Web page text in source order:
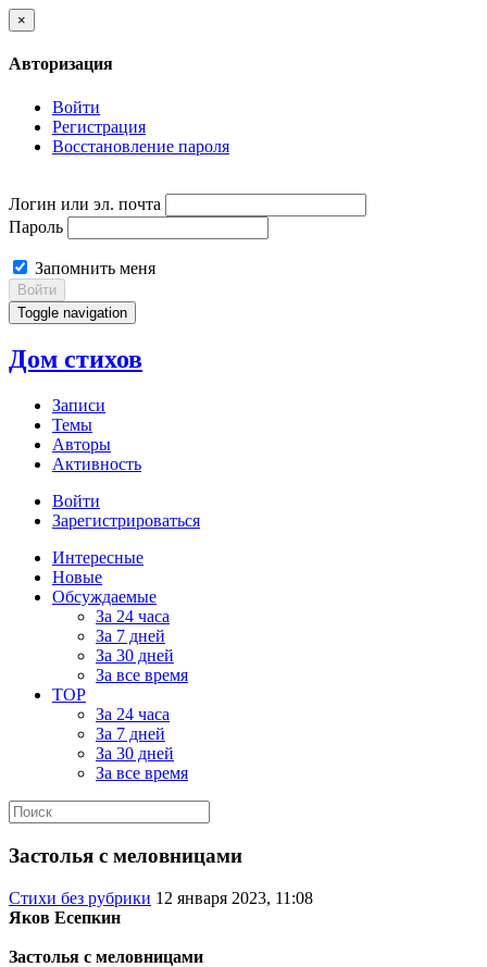
×
Авторизация
Войти
Регистрация
Восстановление пароля
Логин или эл. почта
Пароль
Запомнить меня
Войти
Toggle navigation
Дом стихов
Записи
Темы
Авторы
Активность
Войти
Зарегистрироваться
Интересные
Новые
Обсуждаемые
За 24 часа
За 7 дней
За 30 дней
За все время
TOP
За 24 часа
За 7 дней
За 30 дней
За все время
Застолья с меловницами
Стихи без рубрики 12 января 2023, 11:08
Яков Есепкин
Застолья с меловницами